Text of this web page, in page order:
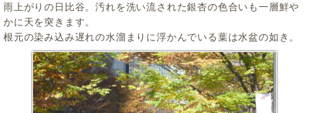
雨上がりの日比谷。汚れを洗い流された銀杏の色合いも一層鮮や
かに天を突きます。
根元の染み込み遅れの水溜まりに浮かんでいる葉は水盆の如き。